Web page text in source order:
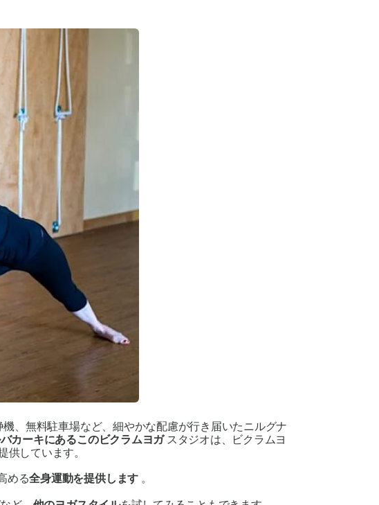
、無料駐車場など、細やかな配慮が行き届いたニルグナ
カーキにあるこのビクラムヨガ スタジオは、ビクラムヨ
しています。
める全身運動を提供します 。